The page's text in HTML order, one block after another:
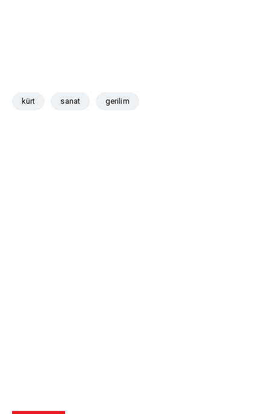
kürt sanat gerilim